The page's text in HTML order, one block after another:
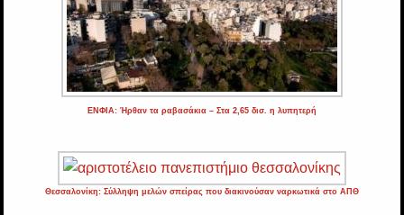
ΕΝΦΙΑ: Ήρθαν τα ραβασάκια – Στα 2,65 δισ. η λυπητερή
Θεσσαλονίκη: Σύλληψη μελών σπείρας που διακινούσαν ναρκωτικά στο ΑΠΘ